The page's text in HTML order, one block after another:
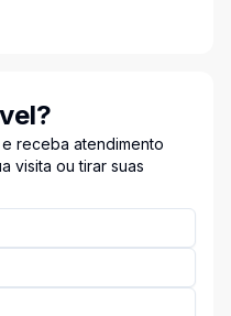
receba atendimento
visita ou tirar suas